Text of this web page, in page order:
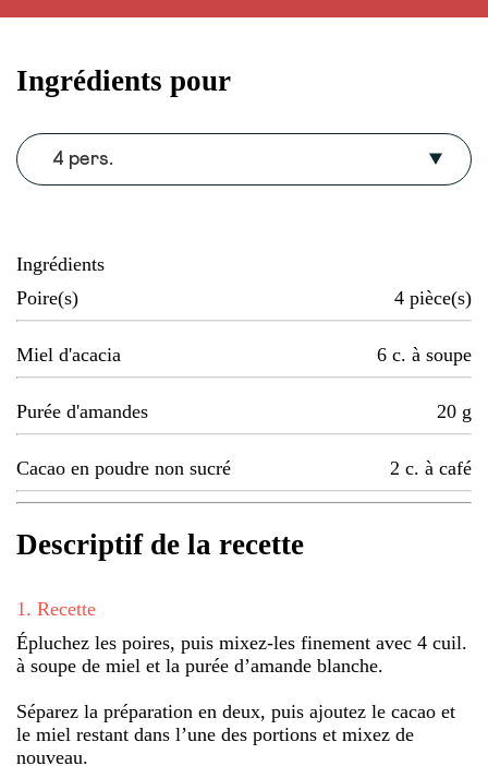
Ingrédients pour
4 pers.
Ingrédients
Poire(s)
4 pièce(s)
Miel d'acacia 6 c. à soupe
Purée d'amandes 20 g
Cacao en poudre non sucré 2 c. à café
Descriptif de la recette
1 . Recette
Épluchez les poires, puis mixez-les finement avec 4 cuil.
à soupe de miel et la purée d’amande blanche.
Séparez la préparation en deux, puis ajoutez le cacao et
le miel restant dans l’une des portions et mixez de
nouveau.